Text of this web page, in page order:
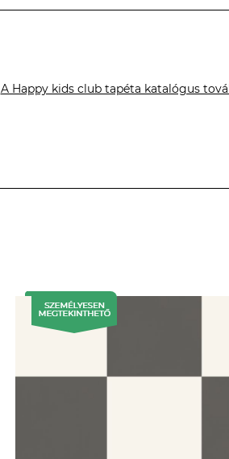
A Happy kids club tapéta katalógus